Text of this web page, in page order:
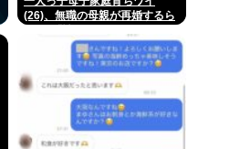
(26)、無職の母親が再婚するら